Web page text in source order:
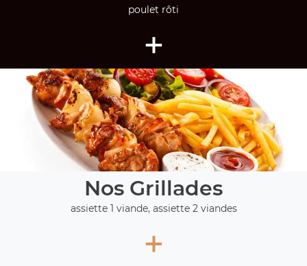
poulet rôti
+
Nos Grillades
assiette 1 viande, assiette 2 viandes
+